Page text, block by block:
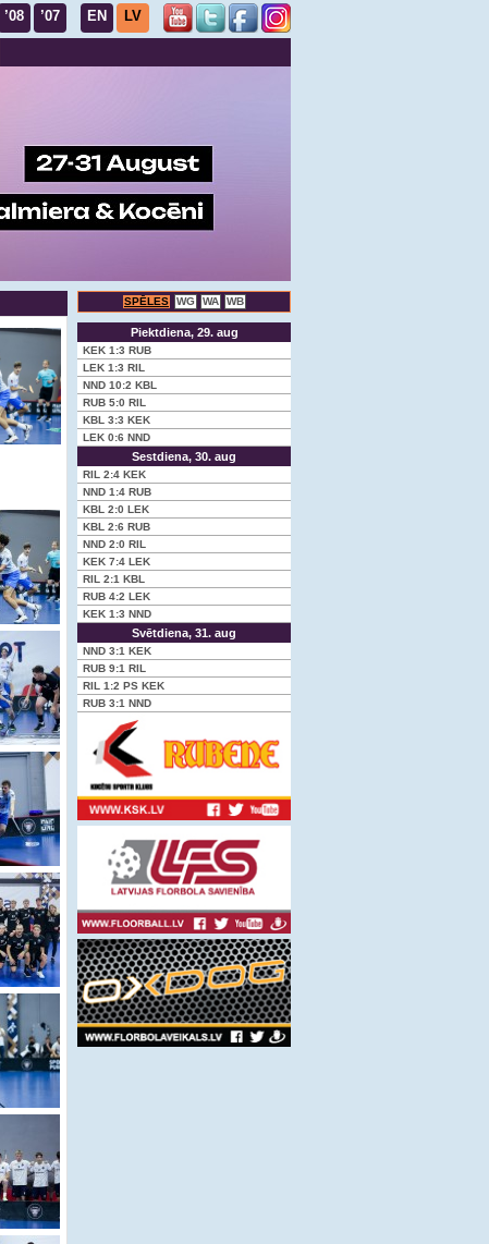
LV
EN
’07
’08
SPĒLES WG WA WB
Piektdiena, 29. aug
KEK 1:3 RUB
LEK 1:3 RIL
NND 10:2 KBL
RUB 5:0 RIL
KBL 3:3 KEK
LEK 0:6 NND
Sestdiena, 30. aug
RIL 2:4 KEK
NND 1:4 RUB
KBL 2:0 LEK
KBL 2:6 RUB
NND 2:0 RIL
KEK 7:4 LEK
RIL 2:1 KBL
RUB 4:2 LEK
KEK 1:3 NND
Svētdiena, 31. aug
NND 3:1 KEK
RUB 9:1 RIL
RIL 1:2 PS KEK
RUB 3:1 NND